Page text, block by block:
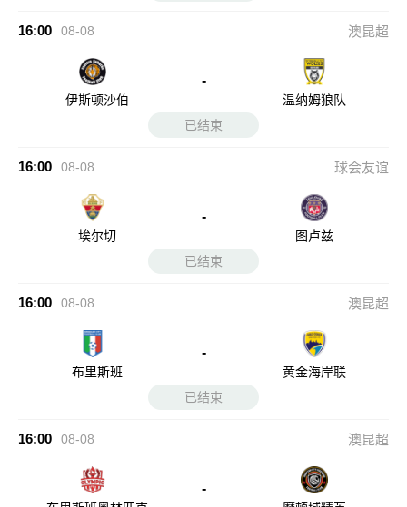
16:00 08-08 澳昆超
伊斯顿沙伯
-
温纳姆狼队
已结束
16:00 08-08 球会友谊
埃尔切
-
图卢兹
已结束
16:00 08-08 澳昆超
布里斯班
-
黄金海岸联
已结束
16:00 08-08 澳昆超
-